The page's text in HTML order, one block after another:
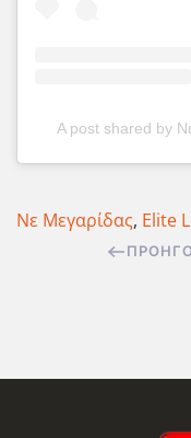
A post shared by
Νε Μεγαρίδας, Elite